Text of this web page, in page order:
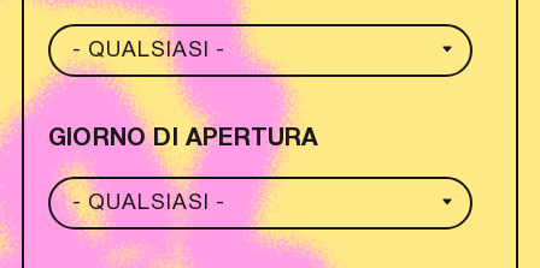
GIORNO DI APERTURA